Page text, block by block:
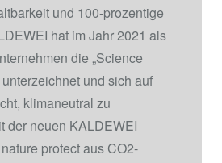
und 100-prozentige
hat im Jahr 2021 als
die „Science
unterzeichnet und sich auf
klimaneutral zu
der neuen KALDEWEI
protect aus CO2-